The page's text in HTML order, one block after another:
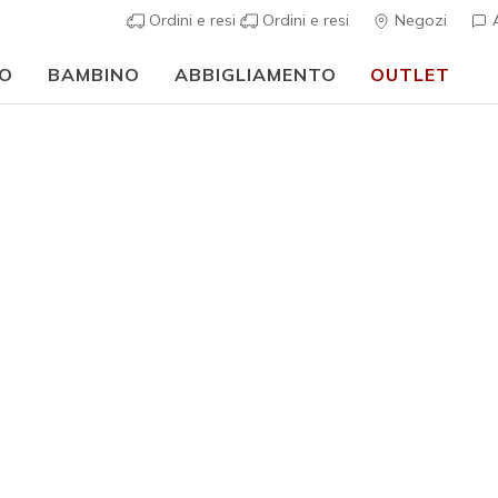
Ordini e resi Ordini e resi Negozi
BAMBINO ABBIGLIAMENTO OUTLET